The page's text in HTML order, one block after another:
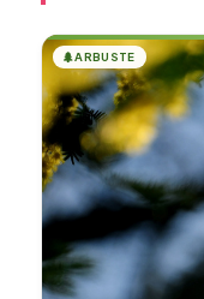
🌲ARBUSTE